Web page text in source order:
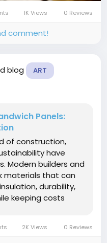
1K Views 0 Reviews
comment!
blog ART
Panels:
of construction,
have
Modern builders and
materials that can
durability,
keeping costs
2K Views 0 Reviews